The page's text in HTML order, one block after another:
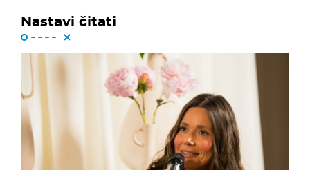
Nastavi čitati